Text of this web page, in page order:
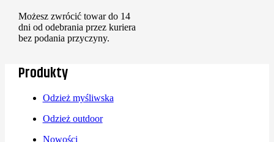
Możesz zwrócić towar do 14
dni od odebrania przez kuriera
bez podania przyczyny.
Produkty
Odzież myśliwska
Odzież outdoor
Nowości